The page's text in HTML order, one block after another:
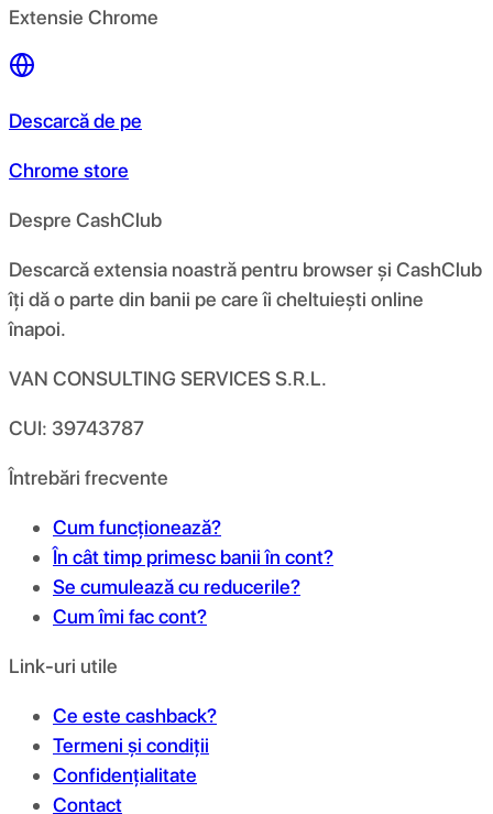
Extensie Chrome
Descarcă de pe
Chrome store
Despre CashClub
Descarcă extensia noastră pentru browser și CashClub
îți dă o parte din banii pe care îi cheltuiești online
înapoi.
VAN CONSULTING SERVICES S.R.L.
CUI: 39743787
Întrebări frecvente
Cum funcționează?
În cât timp primesc banii în cont?
Se cumulează cu reducerile?
Cum îmi fac cont?
Link-uri utile
Ce este cashback?
Termeni și condiții
Confidențialitate
Contact